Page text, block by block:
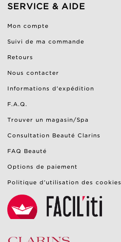
SERVICE & AIDE
Mon compte
Suivi de ma commande
Retours
Nous contacter
Informations d'expédition
F.A.Q.
Trouver un magasin/Spa
Consultation Beauté Clarins
FAQ Beauté
Options de paiement
Politique d’utilisation des cookies